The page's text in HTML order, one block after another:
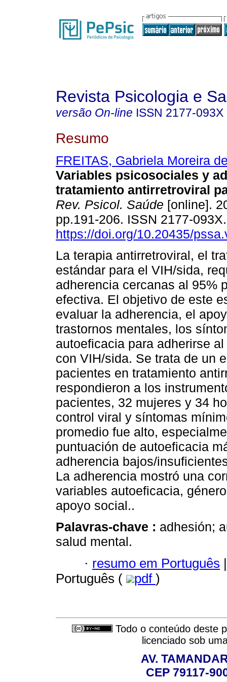
Revista Psicologia e
versão On-line ISSN 2177-093X
Resumo
FREITAS, Gabriela Moreira
Variables psicosociales y
tratamiento antirretroviral
Rev. Psicol. Saúde [online].
pp.191-206. ISSN 2177-
https://doi.org/10.20435/
La terapia antirretroviral, el
estándar para el VIH/sida,
adherencia cercanas al 95%
efectiva. El objetivo de este
evaluar la adherencia, el
trastornos mentales, los
autoeficacia para adherirse
con VIH/sida. Se trata de un
pacientes en tratamiento
respondieron a los
pacientes, 32 mujeres y 34
control viral y síntomas
promedio fue alto,
puntuación de autoeficacia
adherencia bajos/
La adherencia mostró una
variables autoeficacia,
apoyo social..
Palavras-chave : adhesión;
salud mental.
· resumo em Português |
Português (
pdf )
Todo o conteúdo deste
licenciado sob
AV.
CEP 79117-